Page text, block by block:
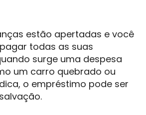
estão apertadas e você
todas as suas
surge uma despesa
um carro quebrado ou
o empréstimo pode ser